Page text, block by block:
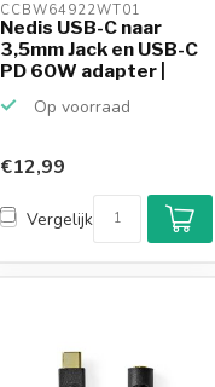
CCBW64922WT01
Nedis USB-C naar
3,5mm Jack en USB-C
PD 60W adapter |
Op voorraad
€12,99
Vergelijk